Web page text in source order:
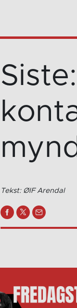
Tekst: ØIF Arendal